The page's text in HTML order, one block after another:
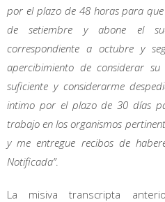
por el plazo de 48 horas para
de setiembre y abone el
correspondiente a octubre y
apercibimiento de considerar
suficiente y considerarme
intimo por el plazo de 30 días
trabajo en los organismos
y me entregue recibos de
Notificada”.
La misiva transcripta